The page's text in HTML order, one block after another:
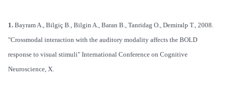
1. Bayram A., Bilgiç B., Bilgin A., Baran B., Tanridag O., Demiralp T., 2008.
"Crossmodal interaction with the auditory modality affects the BOLD
response to visual stimuli" International Conference on Cognitive
Neuroscience, X.